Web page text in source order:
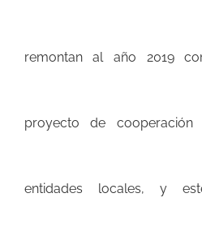
remontan al año 2019
proyecto de
entidades locales, y